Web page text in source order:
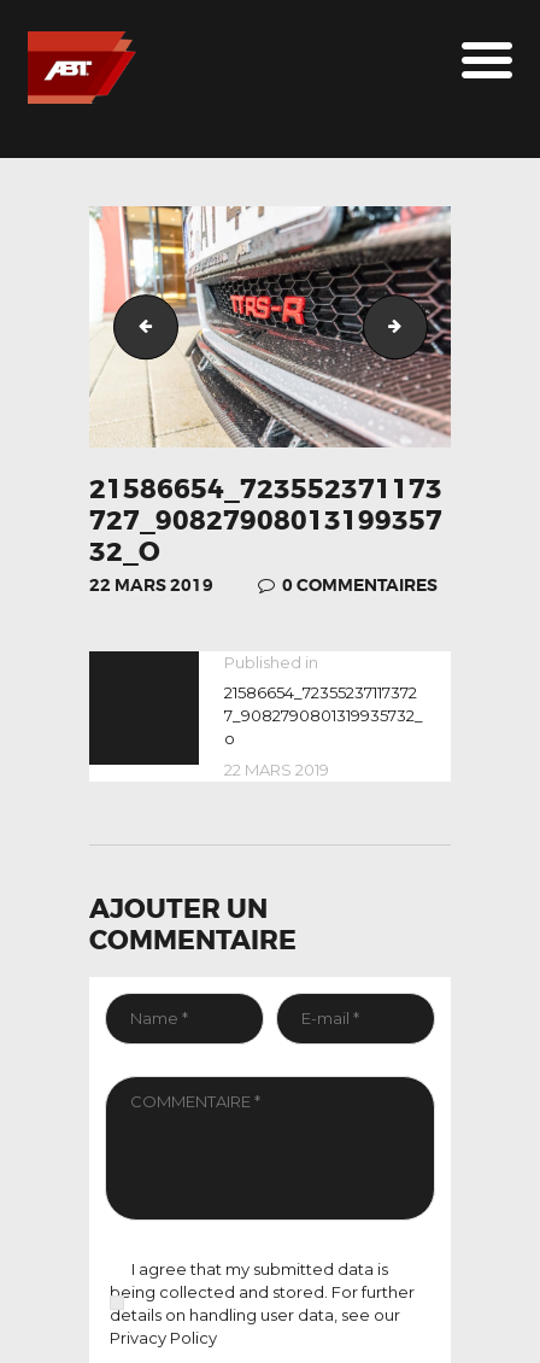
ABT SPORTSLINE FRANCE
MARQUES
LE SUR-MESURE
ABT
CONTACT
21551941_723551864507111_8906482609558700352_o
21586654_723552371173
727_90827908013199357
32_O
22 MARS 2019 0 COMMENTAIRES
NAVIGATION
L’ARTICLE
Published in
post:
21586654_72355237117372
7_9082790801319935732_
o
22 MARS 2019
AJOUTER UN
COMMENTAIRE
I agree that my submitted data is
being collected and stored. For further
details on handling user data, see our
Privacy Policy